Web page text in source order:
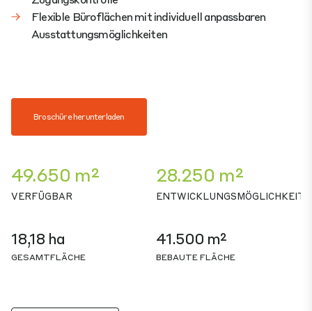
Flexible Büroflächen mit individuell anpassbaren
Ausstattungsmöglichkeiten
Broschüre herunterladen
49.650 m²
VERFÜGBAR
28.250 m²
ENTWICKLUNGSMÖGLICHKEIT
18,18 ha
GESAMTFLÄCHE
41.500 m²
BEBAUTE FLÄCHE